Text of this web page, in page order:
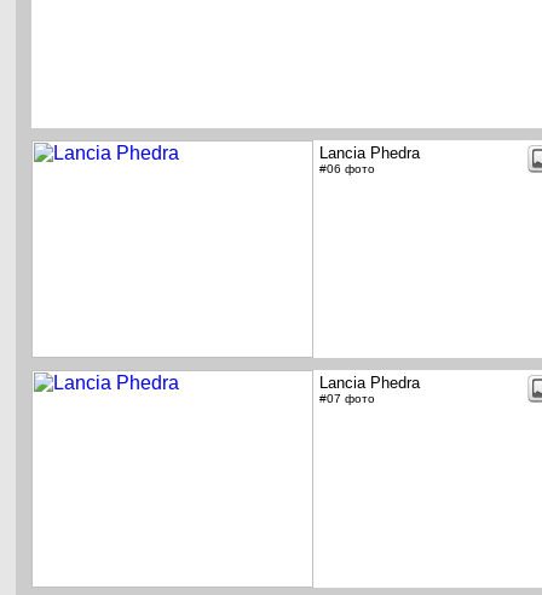
Lancia Phedra
#06 фото
Lancia Phedra
#07 фото